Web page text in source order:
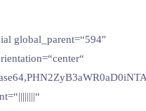
global_parent=“594″